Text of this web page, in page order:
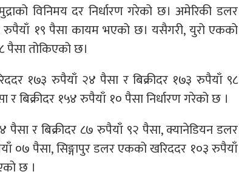
विनिमय दर निर्धारण गरेको छ। अमेरिकी डलर
रुपैयाँ १९ पैसा कायम भएको छ। यसैगरी, युरो एकको
पैसा तोकिएको छ।
१७३ रुपैयाँ २४ पैसा र बिक्रीदर १७३ रुपैयाँ ९८
बिक्रीदर १५४ रुपैयाँ १० पैसा निर्धारण गरेको छ ।
र बिक्रीदर ८७ रुपैयाँ ९२ पैसा, क्यानेडियन डलर
०७ पैसा, सिङ्गापुर डलर एकको खरिददर १०३ रुपैयाँ
छ ।